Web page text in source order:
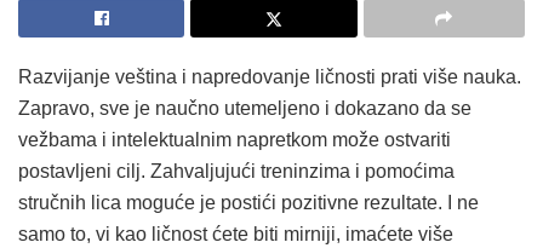
Razvijanje veština i napredovanje ličnosti prati više nauka.
Zapravo, sve je naučno utemeljeno i dokazano da se
vežbama i intelektualnim napretkom može ostvariti
postavljeni cilj. Zahvaljujući treninzima i pomoćima
stručnih lica moguće je postići pozitivne rezultate. I ne
samo to, vi kao ličnost ćete biti mirniji, imaćete više